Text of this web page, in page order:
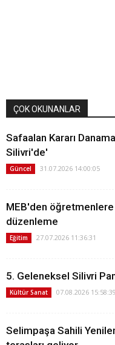
ÇOK OKUNANLAR
Safaalan Kararı
Silivri'de'
Güncel 31.07.2026 14:00:05
MEB'den
düzenleme
Eğitim 27.07.2026 11:36:31
5. Geleneksel Silivri
Kültür Sanat 07.08.2026 15:58:39
Selimpaşa Sahili